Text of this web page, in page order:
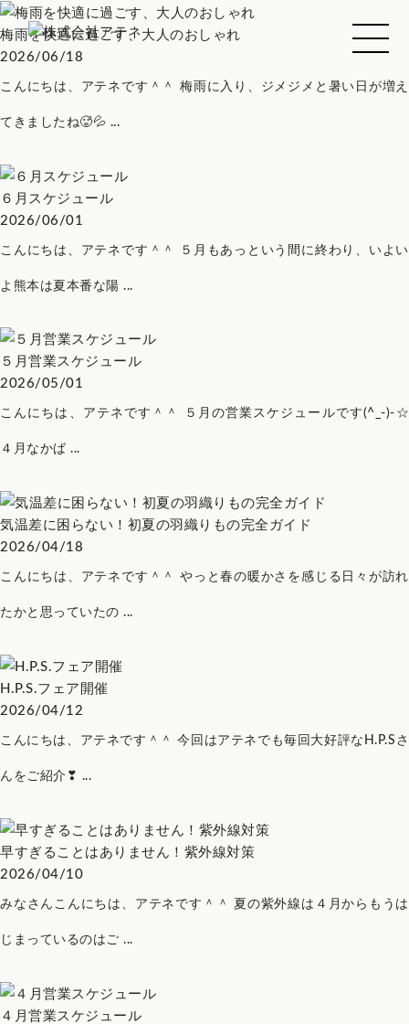
梅雨を快適に過ごす、大人のおしゃれ
2026/06/18
こんにちは、アテネです＾＾ 梅雨に入り、ジメジメと暑い日が増え
てきましたね🥵💦 ...
６月スケジュール
2026/06/01
こんにちは、アテネです＾＾ ５月もあっという間に終わり、いよい
よ熊本は夏本番な陽 ...
５月営業スケジュール
2026/05/01
こんにちは、アテネです＾＾ ５月の営業スケジュールです(^_-)-☆
４月なかば ...
気温差に困らない！初夏の羽織りもの完全ガイド
2026/04/18
こんにちは、アテネです＾＾ やっと春の暖かさを感じる日々が訪れ
たかと思っていたの ...
H.P.S.フェア開催
2026/04/12
こんにちは、アテネです＾＾ 今回はアテネでも毎回大好評なH.P.Sさ
んをご紹介❣ ...
早すぎることはありません！紫外線対策
2026/04/10
みなさんこんにちは、アテネです＾＾ 夏の紫外線は４月からもうは
じまっているのはご ...
４月営業スケジュール